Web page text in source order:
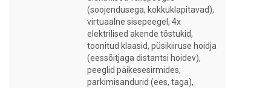
(soojendusega, kokkuklapitavad),
virtuaalne sisepeegel, 4x
elektrilised akende tõstukid,
toonitud klaasid, püsikiiruse hoidja
(eessõitjaga distantsi hoidev),
peeglid päikesesirmides,
parkimisandurid (ees, taga),